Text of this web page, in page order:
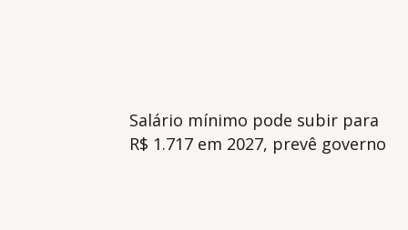
Salário mínimo pode subir para
R$ 1.717 em 2027, prevê governo